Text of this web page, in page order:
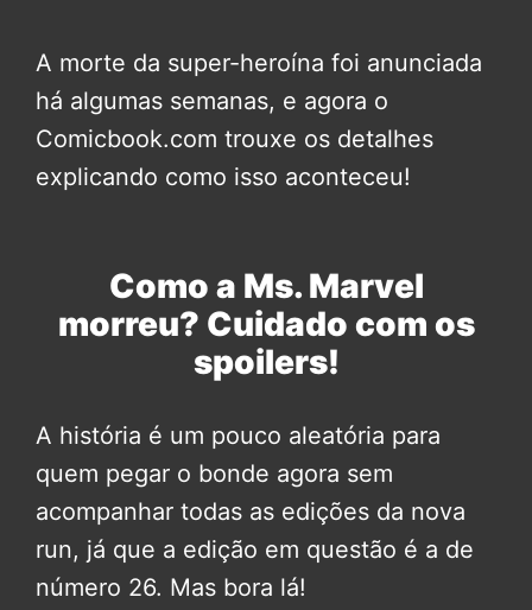
A morte da super-heroína foi anunciada
há algumas semanas, e agora o
Comicbook.com trouxe os detalhes
explicando como isso aconteceu!
Como a Ms. Marvel
morreu? Cuidado com os
spoilers!
A história é um pouco aleatória para
quem pegar o bonde agora sem
acompanhar todas as edições da nova
run, já que a edição em questão é a de
número 26. Mas bora lá!